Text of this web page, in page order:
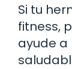
Si tu
fitness,
ayude